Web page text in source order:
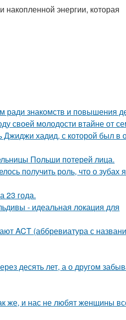
энергии, которая
ради знакомств и повышения
своей молодости втайне от
хадид, с которой был в
Польши потерей лица.
получить роль, что о зубах
23 года.
- идеальная локация для
ACT (аббревиатура с
десять лет, а о другом
же, и нас не любят женщины